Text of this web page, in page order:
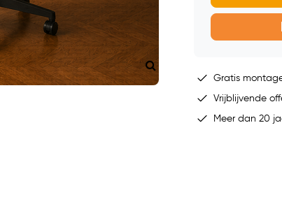
Gratis
Vrijblijvende
Meer dan 20